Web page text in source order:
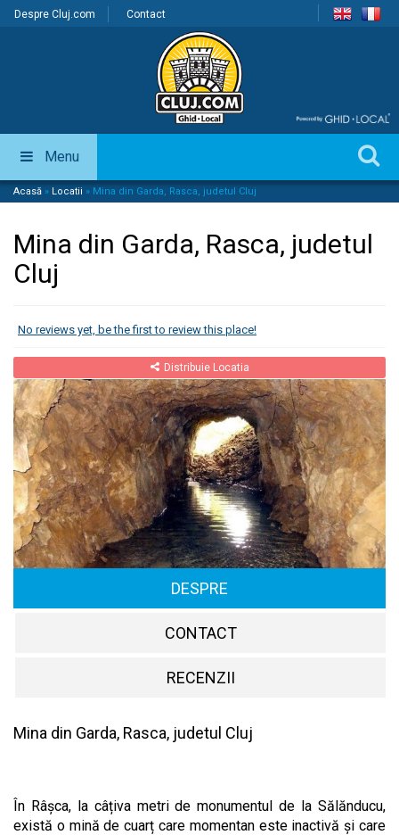
Despre Cluj.com Contact
Menu
Acasă » Locatii » Mina din Garda, Rasca, judetul Cluj
Mina din Garda, Rasca, judetul
Cluj
No reviews yet, be the first to review this place!
Distribuie Locatia
DESPRE
CONTACT
RECENZII
Mina din Garda, Rasca, judetul Cluj
În Râșca, la câțiva metri de monumentul de la Sălănducu,
există o mină de cuarț care momentan este inactivă şi care